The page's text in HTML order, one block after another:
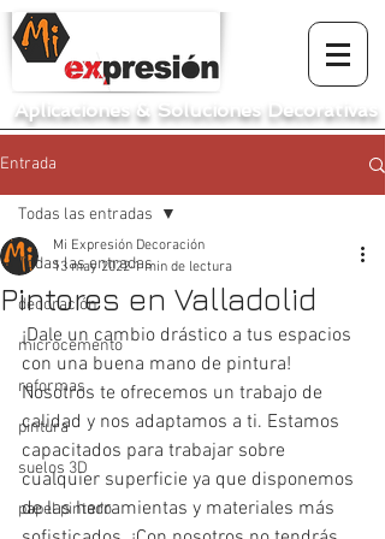
Aplicaciones & Soluciones Decorativas
Entrada
Todas las entradas
decoración
microcemento
reformas
pintura
suelos 3D
papel pintado
Todas las entradas
Pintores en Valladolid
Mi Expresión Decoración
13 may 2022 1 min de lectura
¡Dale un cambio drástico a tus espacios
con una buena mano de pintura!
Nosotros te ofrecemos un trabajo de
calidad y nos adaptamos a ti. Estamos
capacitados para trabajar sobre
cualquier superficie ya que disponemos
de las herramientas y materiales más